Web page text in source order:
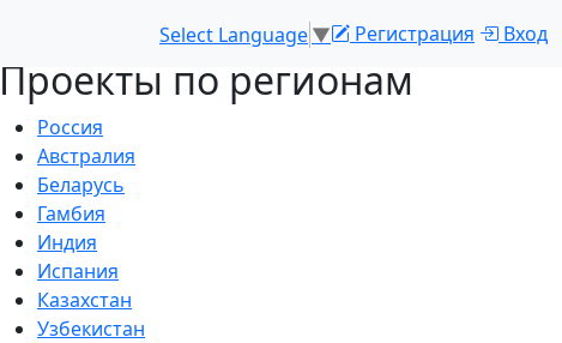
Select Language▼ Регистрация
Вход
Проекты по регионам
Россия
Австралия
Беларусь
Гамбия
Индия
Испания
Казахстан
Узбекистан